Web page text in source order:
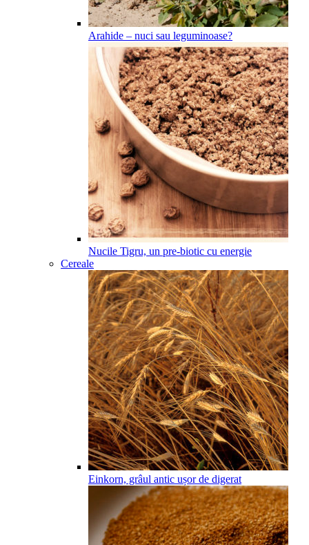
Arahide – nuci sau leguminoase?
Nucile Tigru, un pre-biotic cu energie
Cereale
Einkorn, grâul antic ușor de digerat